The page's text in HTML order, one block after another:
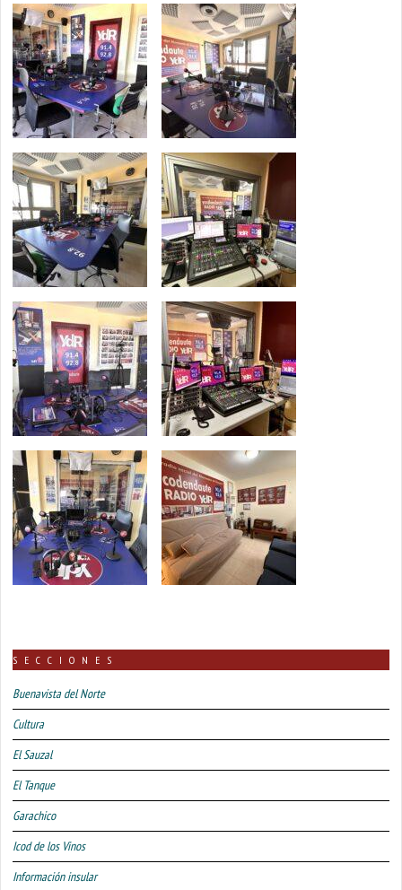
SECCIONES
Buenavista del Norte
Cultura
El Sauzal
El Tanque
Garachico
Icod de los Vinos
Información insular